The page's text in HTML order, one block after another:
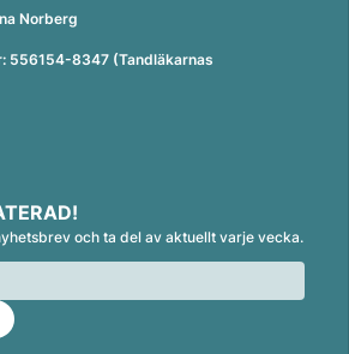
Norberg
556154-8347 (Tandläkarnas
och ta del av aktuellt varje vecka.